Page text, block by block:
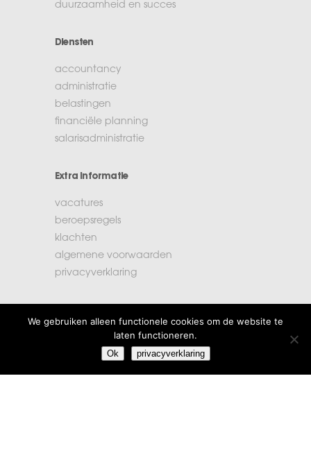
duurzaamheid en succes
Diensten
accountancy
administratie
belastingen
financiële planning
salarisadministratie
Extra informatie
vacatures
beroepsregels
klachten
algemene voorwaarden
privacyverklaring
Burgemeester Haspelslaan 33
1181 NB Amstelveen
We gebruiken alleen functionele cookies om de website te
laten functioneren.
Ok privacyverklaring